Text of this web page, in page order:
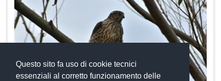
Questo sito fa uso di cookie tecnici
essenziali al corretto funzionamento delle